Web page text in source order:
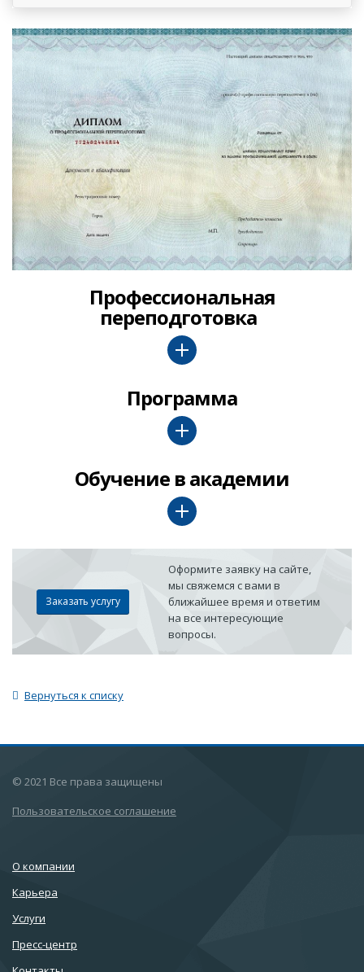
Профессиональная
переподготовка
Программа
Обучение в академии
Заказать услугу
Оформите заявку на сайте,
мы свяжемся с вами в
ближайшее время и ответим
на все интересующие
вопросы.
Вернуться к списку
© 2021 Все права защищены
Пользовательское соглашение
О компании
Карьера
Услуги
Пресс-центр